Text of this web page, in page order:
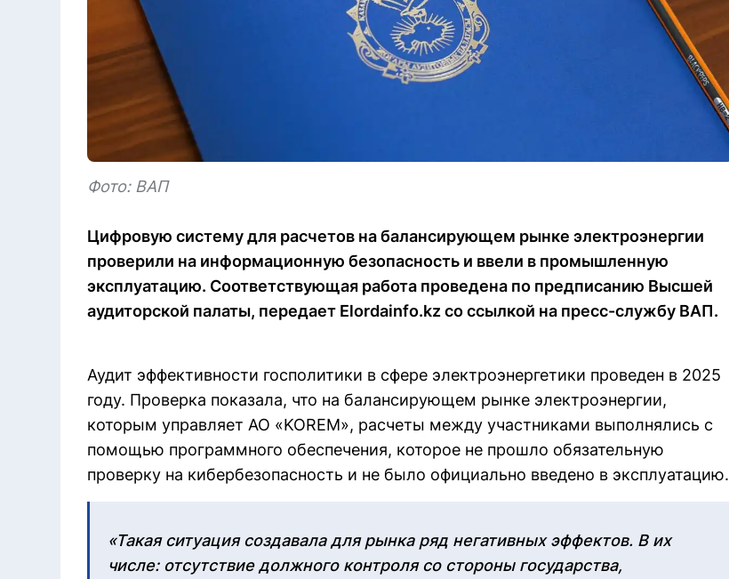
Фото: ВАП
Цифровую систему для расчетов на балансирующем рынке электроэнергии
проверили на информационную безопасность и ввели в промышленную
эксплуатацию. Соответствующая работа проведена по предписанию Высшей
аудиторской палаты, передает Elordainfo.kz со ссылкой на пресс-службу ВАП.
Аудит эффективности госполитики в сфере электроэнергетики проведен в 2025
году. Проверка показала, что на балансирующем рынке электроэнергии,
которым управляет АО «KOREM», расчеты между участниками выполнялись с
помощью программного обеспечения, которое не прошло обязательную
проверку на кибербезопасность и не было официально введено в эксплуатацию.
«Такая ситуация создавала для рынка ряд негативных эффектов. В их
числе: отсутствие должного контроля со стороны государства,